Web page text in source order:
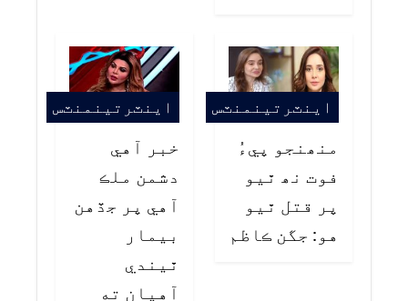
اينٽرتينمنٽس
منھنجو پيءُ
فوت نھ ٿيو
پر قتل ٿيو
هو: جگن ڪاظم
اينٽرتينمنٽس
خبر آهي
دشمن ملڪ
آهي پر جڏهن
بيمار
ٿيندي
آهيان ته